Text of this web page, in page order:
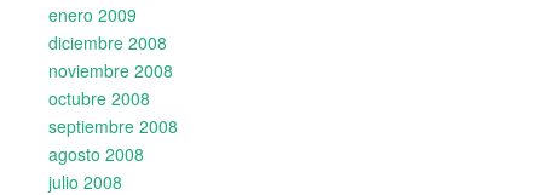
enero 2009
diciembre 2008
noviembre 2008
octubre 2008
septiembre 2008
agosto 2008
julio 2008